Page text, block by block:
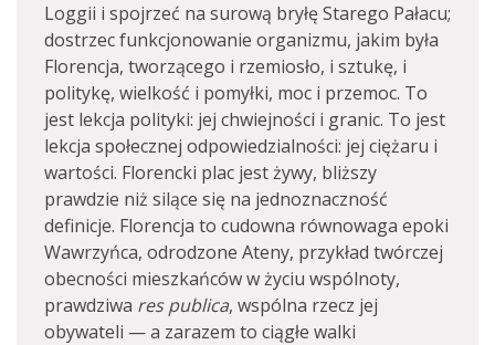
Loggii i spojrzeć na surową bryłę Starego Pałacu;
dostrzec funkcjonowanie organizmu, jakim była
Florencja, tworzącego i rzemiosło, i sztukę, i
politykę, wielkość i pomyłki, moc i przemoc. To
jest lekcja polityki: jej chwiejności i granic. To jest
lekcja społecznej odpowiedzialności: jej ciężaru i
wartości. Florencki plac jest żywy, bliższy
prawdzie niż silące się na jednoznaczność
definicje. Florencja to cudowna równowaga epoki
Wawrzyńca, odrodzone Ateny, przykład twórczej
obecności mieszkańców w życiu wspólnoty,
prawdziwa res publica, wspólna rzecz jej
obywateli — a zarazem to ciągłe walki